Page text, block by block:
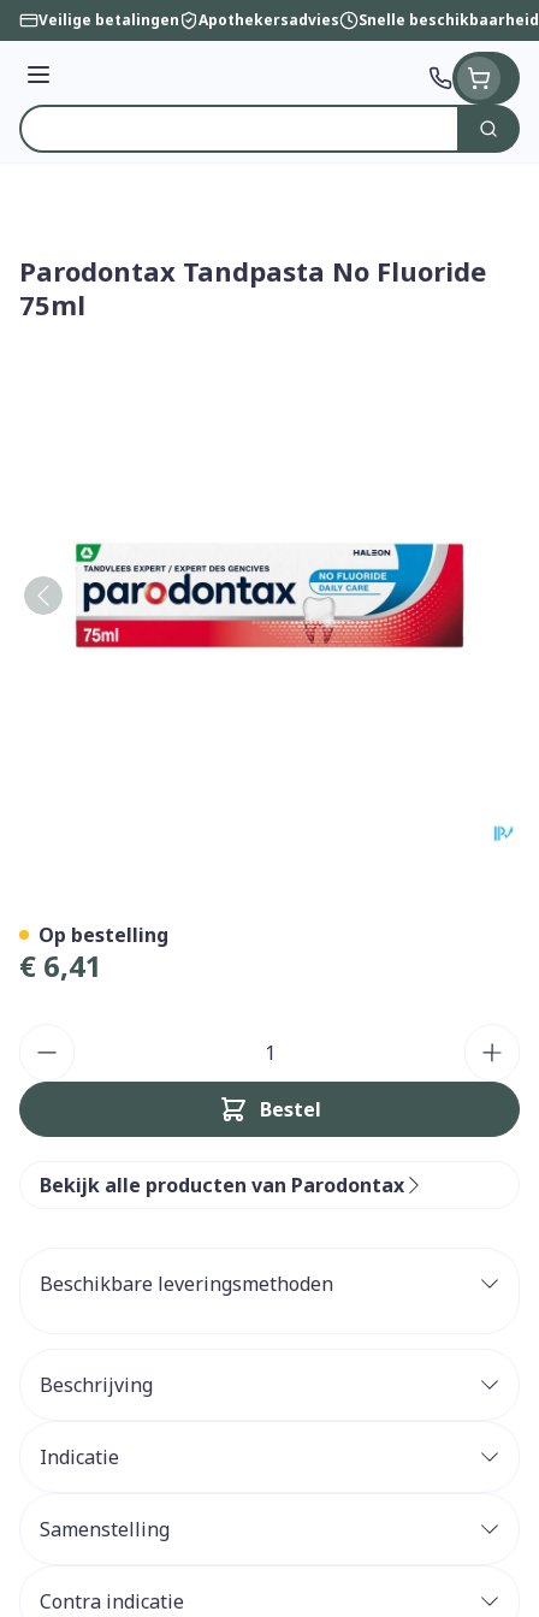
Ga naar de inhoud
Veilige betalingen Apothekersadvies Snelle beschikbaarheid
Menu
Product, merk, categorie...
Zoek
Parodontax Tandpasta No Fluoride
75ml
€ 6,41
Bestel
Op bestelling
Bekijk alle producten van Parodontax
Beschikbare leveringsmethoden
Beschrijving
Indicatie
Samenstelling
Contra indicatie